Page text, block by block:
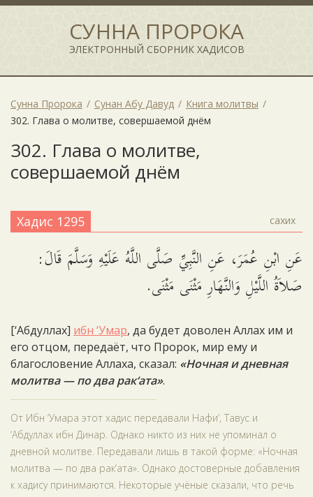
СУННА ПРОРОКА
ЭЛЕКТРОННЫЙ СБОРНИК ХАДИСОВ
Сунна Пророка Сунан Абу Давуд
Книга молитвы
302. Глава о молитве, совершаемой днём
302. Глава о молитве,
совершаемой днём
Хадис 1295 сахих
عَنِ ابْنِ عُمَرَ، عَنِ النَّبِيِّ صَلَّى اللَّهُ عَلَيْهِ وَسَلَّمَ قَالَ:
صَلاَةُ اللَّيْلِ وَالنَّهَارِ مَثْنَى مَثْنَى.
[‘Абдуллах] ибн ‘Умар, да будет доволен Аллах им и
его отцом, передаёт, что Пророк, мир ему и
благословение Аллаха, сказал: «Ночная и дневная
молитва — по два рак‘ата».
От Ибн ‘Умара этот хадис передавали Нафи‘, Тавус и
‘Абдуллах ибн Динар. Однако никто из них не упоминал о
дневной молитве. Передавали лишь в такой форме: «Ночная
молитва — по два рак‘ата». Однако достоверные добавления
к хадису принимаются. Некоторые учёные сказали, что речь